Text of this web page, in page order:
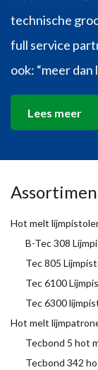
technische
full service
ook: “meer dan
Lees meer
Hot melt
B-Tec 308
Tec 805
Tec 6100
Tec 6300
Hot melt
Tecbond 5 hot
Tecbond 342